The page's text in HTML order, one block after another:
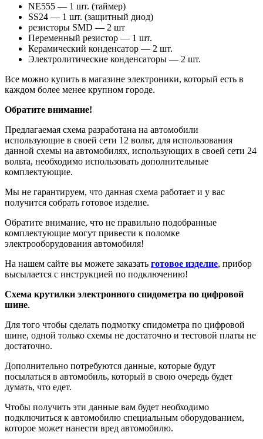
NE555 — 1 шт. (таймер)
SS24 — 1 шт. (защитный диод)
резисторы SMD — 2 шт
Переменный резистор — 1 шт.
Керамический конденсатор — 2 шт.
Электролитические конденсаторы — 2 шт.
Все можно купить в магазине электроники, который есть в
каждом более менее крупном городе.
Обратите внимание!
Предлагаемая схема разработана на автомобили
использующие в своей сети 12 вольт, для использования
данной схемы на автомобилях, использующих в своей сети 24
вольта, необходимо использовать дополнительные
комплектующие.
Мы не гарантируем, что данная схема работает и у вас
получится собрать готовое изделие.
Обратите внимание, что не правильно подобранные
комплектующие могут привести к поломке
электрооборудования автомобиля!
На нашем сайте вы можете заказать готовое изделие, прибор
высылается с инструкцией по подключению!
Схема крутилки электронного спидометра по цифровой
шине.
Для того чтобы сделать подмотку спидометра по цифровой
шине, одной только схемы не достаточно и тестовой платы не
достаточно.
Дополнительно потребуются данные, которые будут
посылаться в автомобиль, который в свою очередь будет
думать, что едет.
Чтобы получить эти данные вам будет необходимо
подключиться к автомобилю специальным оборудованием,
которое может нанести вред автомобилю.